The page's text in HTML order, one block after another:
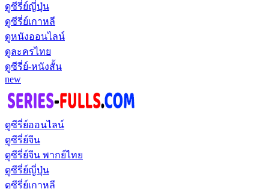
ดูซีรี่ย์ญี่ปุ่น
ดูซีรี่ย์เกาหลี
ดูหนังออนไลน์
ดูละครไทย
ดูซีรี่ย์-หนังสั้น
new
ดูซีรี่ย์ออนไลน์
ดูซีรี่ย์จีน
ดูซีรี่ย์จีน พากย์ไทย
ดูซีรี่ย์ญี่ปุ่น
ดูซีรี่ย์เกาหลี